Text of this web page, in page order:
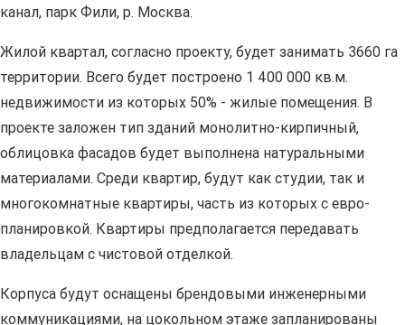
канал, парк Фили, р. Москва.
Жилой квартал, согласно проекту, будет занимать 3660 га
территории. Всего будет построено 1 400 000 кв.м.
недвижимости из которых 50% - жилые помещения. В
проекте заложен тип зданий монолитно-кирпичный,
облицовка фасадов будет выполнена натуральными
материалами. Среди квартир, будут как студии, так и
многокомнатные квартиры, часть из которых с евро-
планировкой. Квартиры предполагается передавать
владельцам с чистовой отделкой.
Корпуса будут оснащены брендовыми инженерными
коммуникациями, на цокольном этаже запланированы